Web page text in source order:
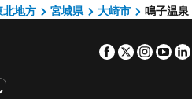
あつみ温泉
仙台サンプラザホール
北地方 宮城県 大崎市 鳴子温泉
Facebook
Twitter